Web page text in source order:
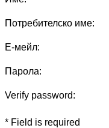
Потребителско име:
Е-мейл:
Парола:
Verify password:
* Field is required